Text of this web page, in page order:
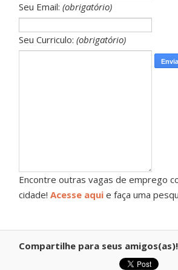
Seu Email:(obrigatório)
Seu Curriculo:(obrigatório)
Encontre outras vagas de emprego
cidade!Acesse aqui e faça uma
Compartilhe para seus amigos(as)!